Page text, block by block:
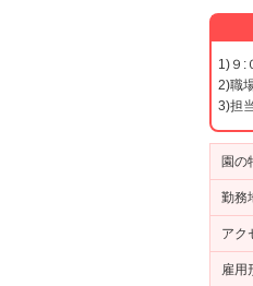
1)９:
2)職
3)担
園の
勤務
アク
雇用